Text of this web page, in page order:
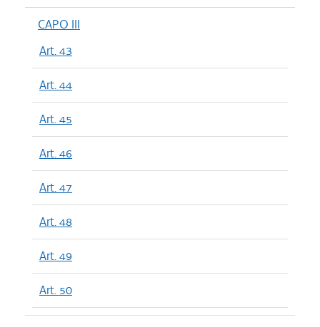
CAPO III
Art. 43
Art. 44
Art. 45
Art. 46
Art. 47
Art. 48
Art. 49
Art. 50